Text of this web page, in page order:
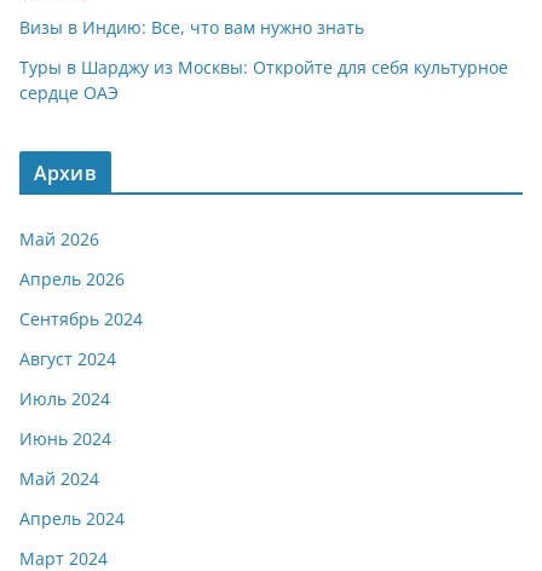
Визы в Индию: Все, что вам нужно знать
Туры в Шарджу из Москвы: Откройте для себя культурное
сердце ОАЭ
Архив
Май 2026
Апрель 2026
Сентябрь 2024
Август 2024
Июль 2024
Июнь 2024
Май 2024
Апрель 2024
Март 2024